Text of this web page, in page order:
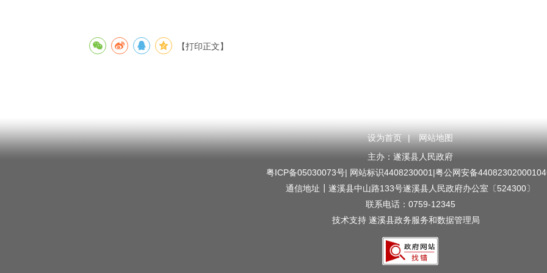
【打印正文】
设为首页 |
网站地图
主办：遂溪县人民政府
粤ICP备05030073号| 网站标识4408230001|粤公网安备
通信地址┃遂溪县中山路133号遂溪县人民政府办公室〔524300〕
联系电话：0759-12345
技术支持 遂溪县政务服务和数据管理局